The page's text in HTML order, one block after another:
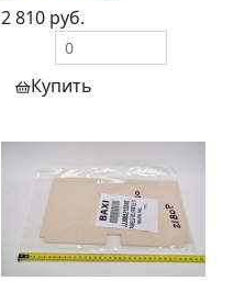
2 810 руб.
Купить